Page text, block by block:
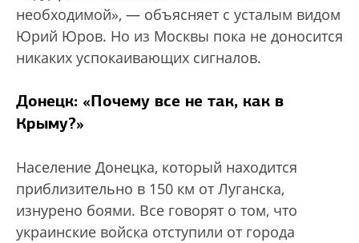
необходимой», — объясняет с усталым видом
Юрий Юров. Но из Москвы пока не доносится
никаких успокаивающих сигналов.
Донецк: «Почему все не так, как в
Крыму?»
Население Донецка, который находится
приблизительно в 150 км от Луганска,
изнурено боями. Все говорят о том, что
украинские войска отступили от города